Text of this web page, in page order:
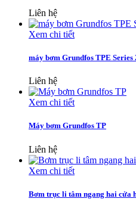
Liên hệ
Xem chi tiết
máy bơm Grundfos TPE Series
Liên hệ
Xem chi tiết
Máy bơm Grundfos TP
Liên hệ
Xem chi tiết
Bơm trục li tâm ngang hai cửa